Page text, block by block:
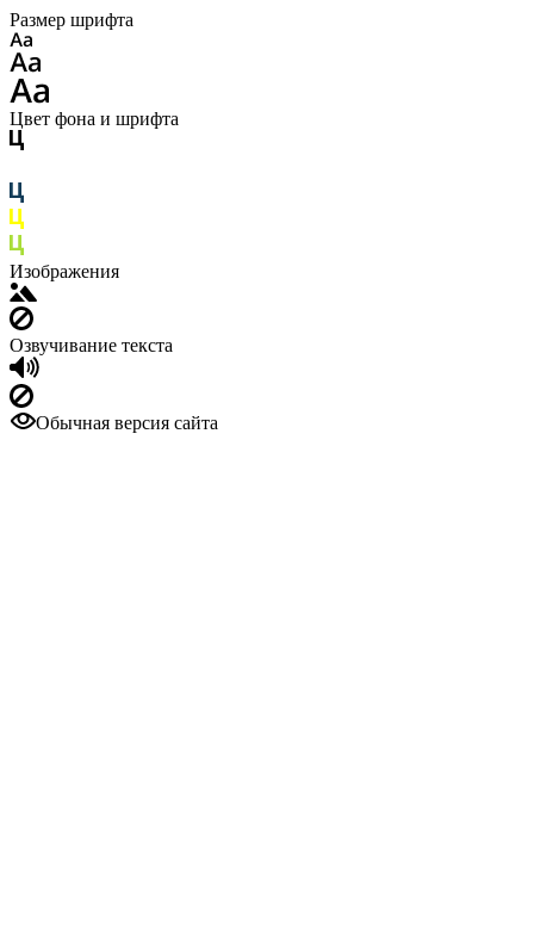
Размер шрифта
Цвет фона и шрифта
Изображения
Озвучивание текста
Обычная версия сайта